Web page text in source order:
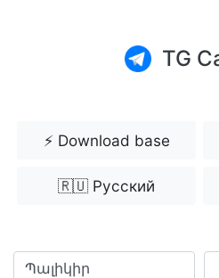
TG
⚡️ Download base
🇷🇺 Русский